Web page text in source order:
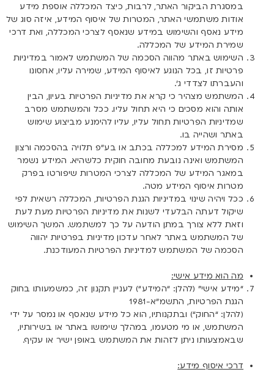
במסגרת הביקור האתר, לרבות, כיצד המכללה אוספת מידע
אודות משתמשי האתר, המטרות של איסוף המידע, איזה סוג של
מידע נאסף והשימוש במידע שנאסף לצרכי המכללה, ואת דרכי
שמירת המידע של המכללה.
השימוש באתר מהווה הסכמה של המשתמשלאמור במדיניות
פרטיות זו, בכל הנוגע לאיסוף המידע, שמירה עליו, אחסונו
והעברתו לצדדי ג’.
המשתמש מצהיר כי קרא את מדיניות הפרטיות בעיון, הבין
אותה והוא מסכים כי היא תחול עליו. ככל והמשתמש מסרב
שמדיניות הפרטיות תחול עליו, עליו להימנע מביצוע שימוש
באתר ושהייה בו.
מסירת המידע למכללה בכתב או בע”פ תלויה בהסכמה ורצון
המשתמש ואינה נובעת מחובה חוקית כלשהיא. המידע נשמר
במאגר המידע של המכללה לצרכי המטרות שיפורטו בפרק
מטרות איסוף המידע מטה.
ככל ויהיה שינוי במדיניות הגנת הפרטיות, המכללה רשאית לפי
שיקול דעתה הבלעדי לשנות את מדיניות הפרטיות מעת לעת
וזאת ללא צורך במתן הודעה על כך למשתמש. המשך השימוש
של המשתמש באתר לאחר עדכון מדיניות בפרטיות יהווה
הסכמה של המשתמש למדיניות הפרטיות המעודכנת.
מה הוא מידע אישי:
“מידע אישי” (להלן: “המידע“) לעניין תקנון זה, כמשמעותו בחוק
הגנת הפרטיות, התשמ”א-1981
(להלן: “החוק“) ובתקנותיו, הוא כל מידע שנאסף או נמסר על ידי
המשתמש, או מי מטעמו, במהלך שימושו באתר או בשירותיו,
שבאמצעותו ניתן לזהות את המשתמש באופן ישיר או עקיף.
דרכי איסוף מידע: